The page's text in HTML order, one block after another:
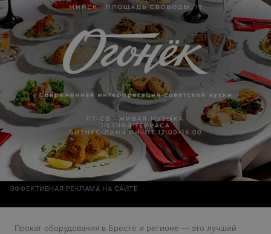
ЭФФЕКТИВНАЯ РЕКЛАМА НА САЙТЕ
Прокат оборудования в Бресте и регионе — это лучший